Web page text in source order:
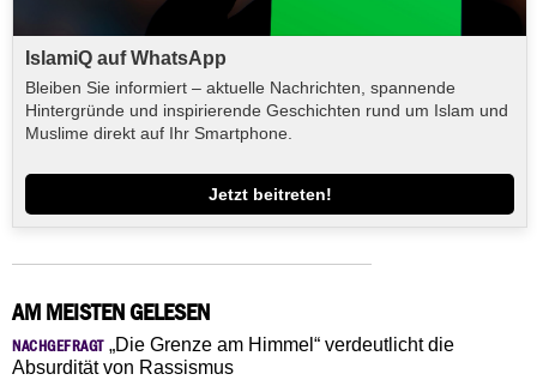
IslamiQ auf WhatsApp
Bleiben Sie informiert – aktuelle Nachrichten, spannende
Hintergründe und inspirierende Geschichten rund um Islam und
Muslime direkt auf Ihr Smartphone.
Jetzt beitreten!
AM MEISTEN GELESEN
NACHGEFRAGT„Die Grenze am Himmel“ verdeutlicht die
Absurdität von Rassismus